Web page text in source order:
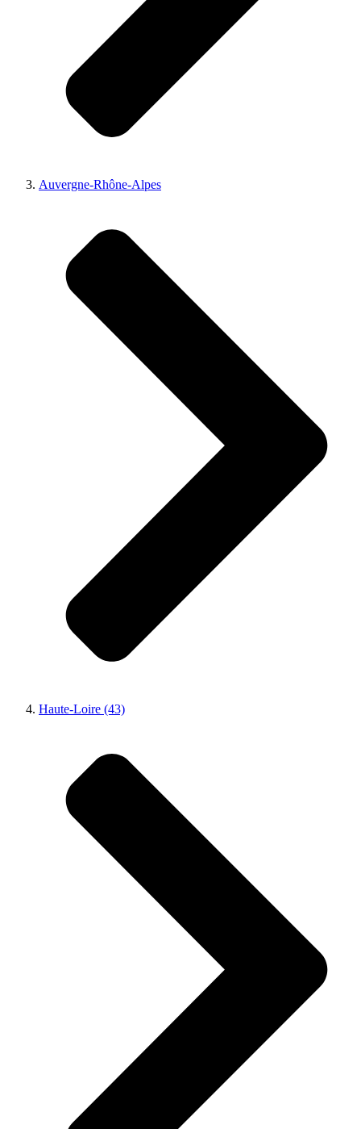
Auvergne-Rhône-Alpes
Haute-Loire (43)